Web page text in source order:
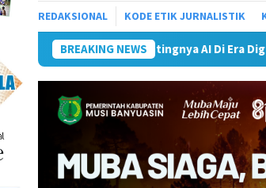
REDAKSIONAL KODE ETIK JURNALISTIK
BREAKING NEWS
Pemkot Palembang Perkuat Program